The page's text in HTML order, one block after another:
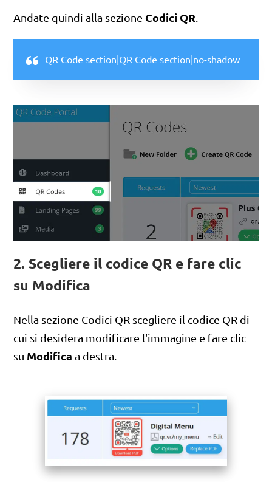
Andate quindi alla sezione Codici QR
QR Code section|QR Code section|no-shadow
2. Scegliere il codice QR e fare clic
su Modifica
Nella sezione Codici QR scegliere il codice QR di
cui si desidera modificare l'immagine e fare clic
su Modifica a destra.